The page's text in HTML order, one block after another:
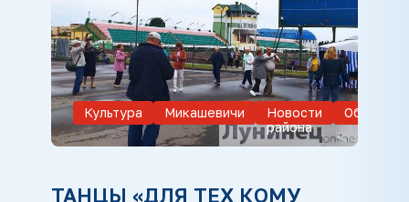
Культура Микашевичи
Новости
района
ТАНЦЫ «ДЛЯ ТЕХ КОМУ